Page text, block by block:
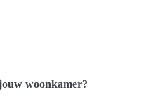
woonkamer?